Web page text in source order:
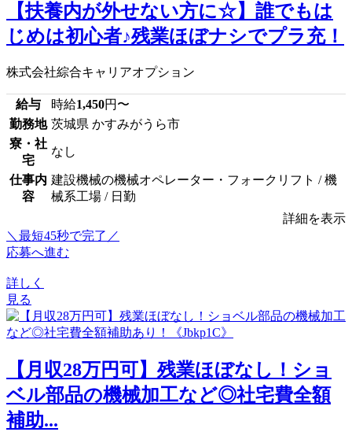
【扶養内が外せない方に☆】誰でもは
じめは初心者♪残業ほぼナシでプラ充！
株式会社綜合キャリアオプション
給与 時給1,450円〜
勤務地 茨城県 かすみがうら市
寮・社
宅
なし
仕事内
容
建設機械の機械オペレーター・フォークリフト / 機
械系工場 / 日勤
詳細を表示
＼最短45秒で完了／
応募へ進む
詳しく
見る
【月収28万円可】残業ほぼなし！ショ
ベル部品の機械加工など◎社宅費全額
補助...